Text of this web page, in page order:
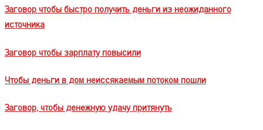
Заговор чтобы быстро получить деньги из неожиданного
источника
Заговор чтобы зарплату повысили
Чтобы деньги в дом неиссякаемым потоком пошли
Заговор, чтобы денежную удачу притянуть